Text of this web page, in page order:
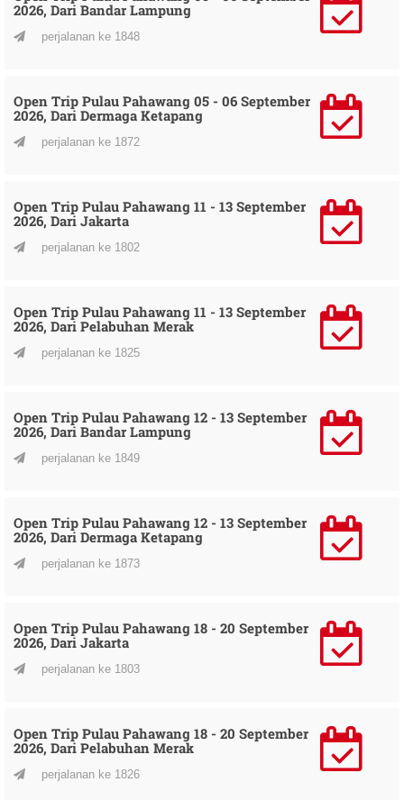
2026, Dari Bandar Lampung
perjalanan ke 1848
Open Trip Pulau Pahawang 05 - 06 September
2026, Dari Dermaga Ketapang
perjalanan ke 1872
Open Trip Pulau Pahawang 11 - 13 September
2026, Dari Jakarta
perjalanan ke 1802
Open Trip Pulau Pahawang 11 - 13 September
2026, Dari Pelabuhan Merak
perjalanan ke 1825
Open Trip Pulau Pahawang 12 - 13 September
2026, Dari Bandar Lampung
perjalanan ke 1849
Open Trip Pulau Pahawang 12 - 13 September
2026, Dari Dermaga Ketapang
perjalanan ke 1873
Open Trip Pulau Pahawang 18 - 20 September
2026, Dari Jakarta
perjalanan ke 1803
Open Trip Pulau Pahawang 18 - 20 September
2026, Dari Pelabuhan Merak
perjalanan ke 1826